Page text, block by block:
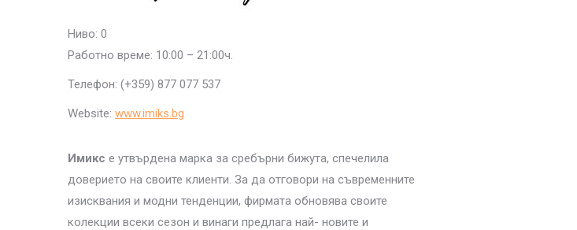
Ниво: 0
Работно време: 10:00 – 21:00ч.
Телефон: (+359) 877 077 537
Websitе: www.imiks.bg
Имикс е утвърдена марка за сребърни бижута, спечелила
доверието на своите клиенти. За да отговори на съвременните
изисквания и модни тенденции, фирмата обновява своите
колекции всеки сезон и винаги предлага най- новите и